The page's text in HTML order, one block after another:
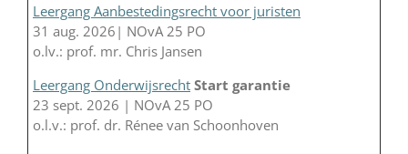
Leergang Aanbestedingsrecht voor juristen
31 aug. 2026| NOvA 25 PO
o.lv.: prof. mr. Chris Jansen
Leergang Onderwijsrecht Start garantie
23 sept. 2026 | NOvA 25 PO
o.l.v.: prof. dr. Rénee van Schoonhoven